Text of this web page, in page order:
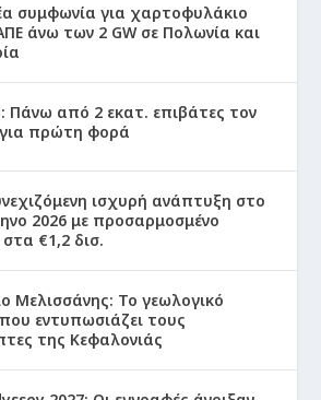
συμφωνία για χαρτοφυλάκιο
άνω των 2 GW σε Πολωνία και
Πάνω από 2 εκατ. επιβάτες τον
για πρώτη φορά
ισχυρή ανάπτυξη στο
2026 με προσαρμοσμένο
στα €1,2 δισ.
Μελισσάνης: Το γεωλογικό
εντυπωσιάζει τους
της Κεφαλονιάς